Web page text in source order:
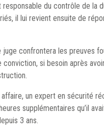
responsable du contrôle de la
il lui revient ensuite de
juge confrontera les preuves
si besoin après
un expert en sécurité
supplémentaires qu’il
3 ans.